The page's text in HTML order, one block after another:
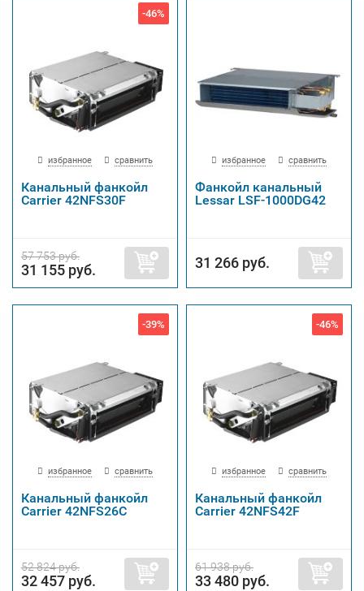
-46%
избранное сравнить
Канальный фанкойл
Carrier 42NFS30F
57 753 руб.
31 155 руб.
избранное сравнить
Фанкойл канальный
Lessar LSF-1000DG42
31 266 руб.
-39%
избранное сравнить
Канальный фанкойл
Carrier 42NFS26C
52 824 руб.
32 457 руб.
-46%
избранное сравнить
Канальный фанкойл
Carrier 42NFS42F
61 938 руб.
33 480 руб.